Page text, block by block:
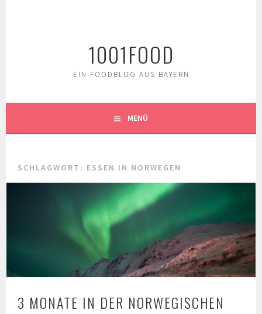
1001FOOD
EIN FOODBLOG AUS BAYERN
MENÜ
SCHLAGWORT: ESSEN IN NORWEGEN
3 MONATE IN DER NORWEGISCHEN